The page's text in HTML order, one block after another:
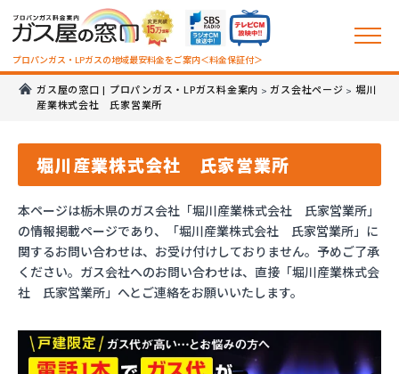
プロパンガス・LPガスの地域最安料金をご案内＜料金保証付＞
ガス屋の窓口 | プロパンガス・LPガス料金案内 >ガス会社ページ > 堀川
産業株式会社 氏家営業所
堀川産業株式会社 氏家営業所
本ページは栃木県のガス会社「堀川産業株式会社 氏家営業所」
の情報掲載ページであり、「堀川産業株式会社 氏家営業所」に
関するお問い合わせは、お受け付けしておりません。予めご了承
ください。ガス会社へのお問い合わせは、直接「堀川産業株式会
社 氏家営業所」へとご連絡をお願いいたします。